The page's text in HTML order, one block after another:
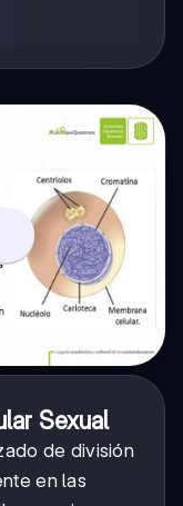
Sexual
de división
en las